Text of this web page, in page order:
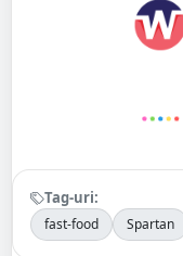
Tag-uri:
fast-food Spartan